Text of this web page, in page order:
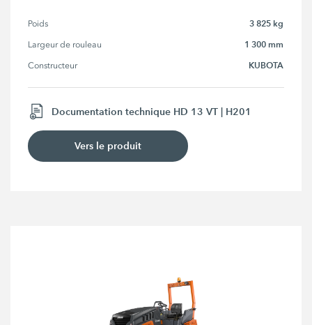
Poids 3 825 kg
Largeur de rouleau 1 300 mm
Constructeur KUBOTA
Documentation technique HD 13 VT | H201
Vers le produit